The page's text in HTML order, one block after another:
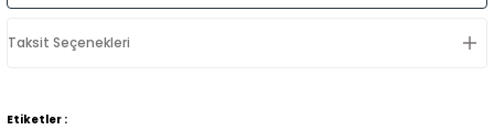
Taksit Seçenekleri
Etiketler :